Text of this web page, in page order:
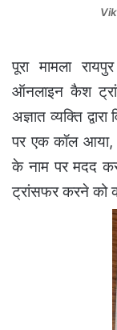
पूरा मामला
ऑनलाइन कैश
अज्ञात व्यक्ति
पर एक कॉल आया,
के नाम पर मदद
ट्रांसफर करने को